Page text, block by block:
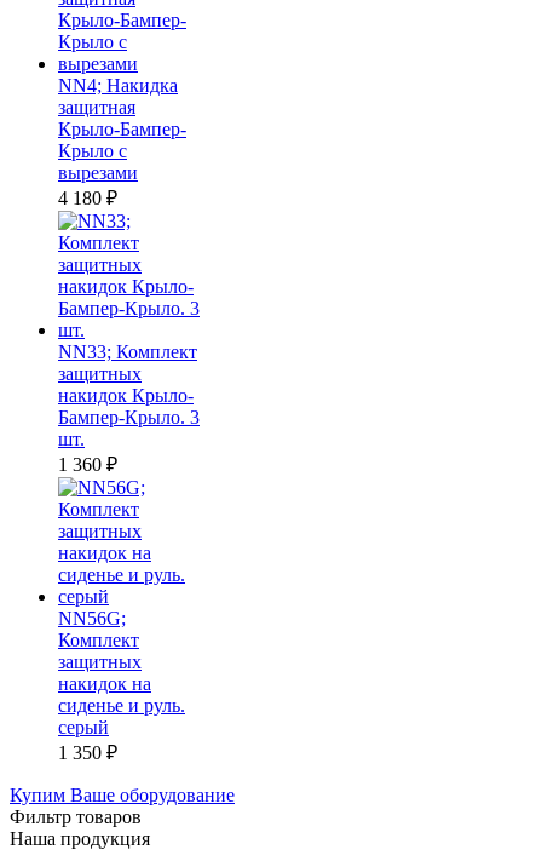
NN4; Накидка
защитная
Крыло-Бампер-
Крыло с
вырезами
4 180 ₽
NN33; Комплект
защитных
накидок Крыло-
Бампер-Крыло. 3
шт.
1 360 ₽
NN56G;
Комплект
защитных
накидок на
сиденье и руль.
серый
1 350 ₽
Купим Ваше оборудование
Фильтр товаров
Наша продукция